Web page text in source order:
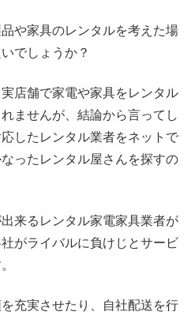
や家具のレンタルを考えた場
でしょうか？
店舗で家電や家具をレンタル
ませんが、結論から言ってし
したレンタル業者をネットで
ったレンタル屋さんを探すの
来るレンタル家電家具業者が
がライバルに負けじとサービ
充実させたり、自社配送を行